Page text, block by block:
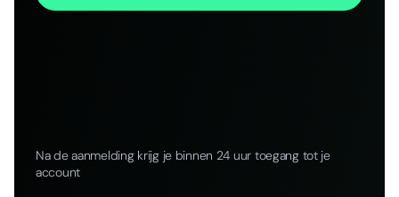
Na de aanmelding krijg je binnen 24 uur toegang tot je
account